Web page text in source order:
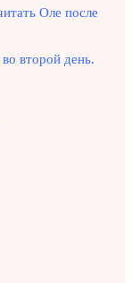
Оле после
второй день.